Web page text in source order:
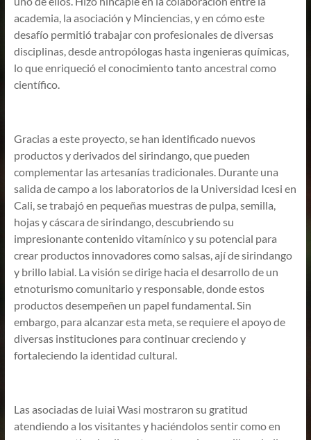
academia, la asociación y Minciencias, y en cómo este
desafío permitió trabajar con profesionales de diversas
disciplinas, desde antropólogas hasta ingenieras químicas,
lo que enriqueció el conocimiento tanto ancestral como
científico.
Gracias a este proyecto, se han identificado nuevos
productos y derivados del sirindango, que pueden
complementar las artesanías tradicionales. Durante una
salida de campo a los laboratorios de la Universidad Icesi en
Cali, se trabajó en pequeñas muestras de pulpa, semilla,
hojas y cáscara de sirindango, descubriendo su
impresionante contenido vitamínico y su potencial para
crear productos innovadores como salsas, ají de sirindango
y brillo labial. La visión se dirige hacia el desarrollo de un
etnoturismo comunitario y responsable, donde estos
productos desempeñen un papel fundamental. Sin
embargo, para alcanzar esta meta, se requiere el apoyo de
diversas instituciones para continuar creciendo y
fortaleciendo la identidad cultural.
Las asociadas de Iuiai Wasi mostraron su gratitud
atendiendo a los visitantes y haciéndolos sentir como en